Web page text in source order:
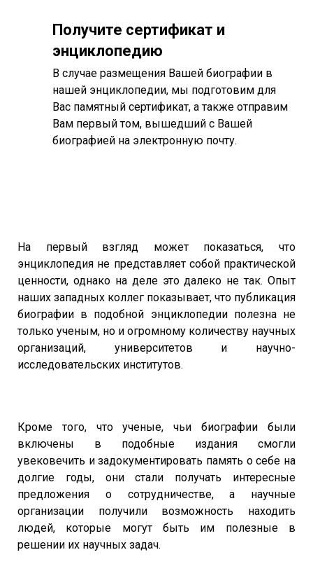
Получите сертификат и
энциклопедию
В случае размещения Вашей биографии в
нашей энциклопедии, мы подготовим для
Вас памятный сертификат, а также отправим
Вам первый том, вышедший с Вашей
биографией на электронную почту.
На первый взгляд может показаться, что
энциклопедия не представляет собой практической
ценности, однако на деле это далеко не так. Опыт
наших западных коллег показывает, что публикация
биографии в подобной энциклопедии полезна не
только ученым, но и огромному количеству научных
организаций, университетов и научно-
исследовательских институтов.
Кроме того, что ученые, чьи биографии были
включены в подобные издания смогли
увековечить и задокументировать память о себе на
долгие годы, они стали получать интересные
предложения о сотрудничестве, а научные
организации получили возможность находить
людей, которые могут быть им полезные в
решении их научных задач.